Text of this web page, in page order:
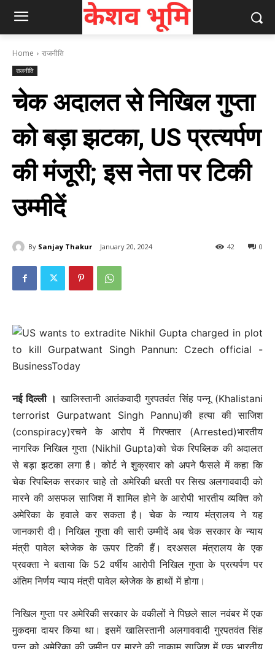
Home राजनीति
राजनीति
चेक अदालत से निखिल गुप्ता
को बड़ा झटका, US प्रत्यर्पण
की मंजूरी; इस नेता पर टिकी
उम्मीदें
By Sanjay Thakur January 20, 2024 0
42
नई दिल्‍ली । खालिस्तानी आतंकवादी गुरपतवंत सिंह पन्नू (Khalistani
terrorist Gurpatwant Singh Pannu)की हत्या की साजिश
(conspiracy)रचने के आरोप में गिरफ्तार (Arrested)भारतीय
नागरिक निखिल गुप्ता (Nikhil Gupta)को चेक रिपब्लिक की अदालत
से बड़ा झटका लगा है। कोर्ट ने शुक्रवार को अपने फैसले में कहा कि
चेक रिपब्लिक सरकार चाहे तो अमेरिकी धरती पर सिख अलगाववादी को
मारने की असफल साजिश में शामिल होने के आरोपी भारतीय व्यक्ति को
अमेरिका के हवाले कर सकता है। चेक के न्याय मंत्रालय ने यह
जानकारी दी। निखिल गुप्ता की सारी उम्मीदें अब चेक सरकार के न्याय
मंत्री पावेल ब्लेजेक के ऊपर टिकी हैं। दरअसल मंत्रालय के एक
प्रवक्ता ने बताया कि 52 वर्षीय आरोपी निखिल गुप्ता के प्रत्यर्पण पर
अंतिम निर्णय न्याय मंत्री पावेल ब्लेजेक के हाथों में होगा।
निखिल गुप्ता पर अमेरिकी सरकार के वकीलों ने पिछले साल नवंबर में एक
मुकदमा दायर किया था। इसमें खालिस्तानी अलगाववादी गुरपतवंत सिंह